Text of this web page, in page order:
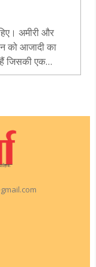
अमीरी और
को आजादी का
जिसकी एक
देश के जाने माने
बातचीत के